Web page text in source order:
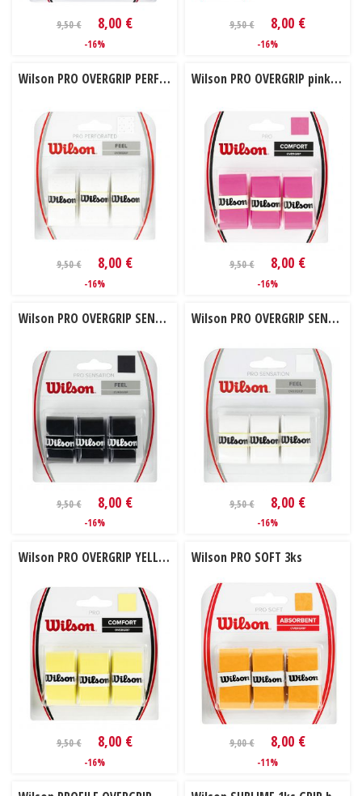
9,50 € 8,00 €
-16%
9,50 € 8,00 €
-16%
Wilson PRO OVERGRIP PERFORATED 3 ks
9,50 € 8,00 €
-16%
Wilson PRO OVERGRIP pink 3 ks
9,50 € 8,00 €
-16%
Wilson PRO OVERGRIP SENSATION 3 ks black
9,50 € 8,00 €
-16%
Wilson PRO OVERGRIP SENSATION 3 ks white
9,50 € 8,00 €
-16%
Wilson PRO OVERGRIP YELLOW 3 ks
9,50 € 8,00 €
-16%
Wilson PRO SOFT 3ks
9,00 € 8,00 €
-11%